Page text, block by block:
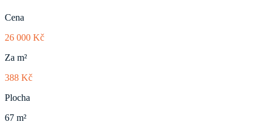
Cena
26 000 Kč
Za m²
388 Kč
Plocha
67 m²